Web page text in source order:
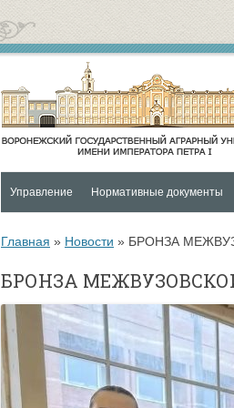
Управление
Совет по социальной и
воспитательной работе
Управление по социальной и
Нормативные документы
ОХРАНА ЗДОРОВЬЯ И
ОБЕСПЕЧЕНИЕ
ОБУЧАЮЩИХСЯ
Главная » Новости » БРОНЗА
БРОНЗА